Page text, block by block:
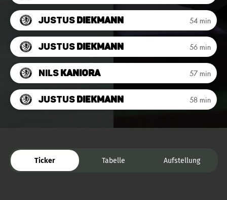
JustusDiekmann 54 min
JustusDiekmann 56 min
NilsKaniora 57 min
JustusDiekmann 58 min
Ticker Tabelle Aufstellung